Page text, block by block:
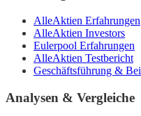
AlleAktien Erfahrungen
AlleAktien Investors
Eulerpool Erfahrungen
AlleAktien Testbericht
Geschäftsführung &
Analysen & Vergleiche